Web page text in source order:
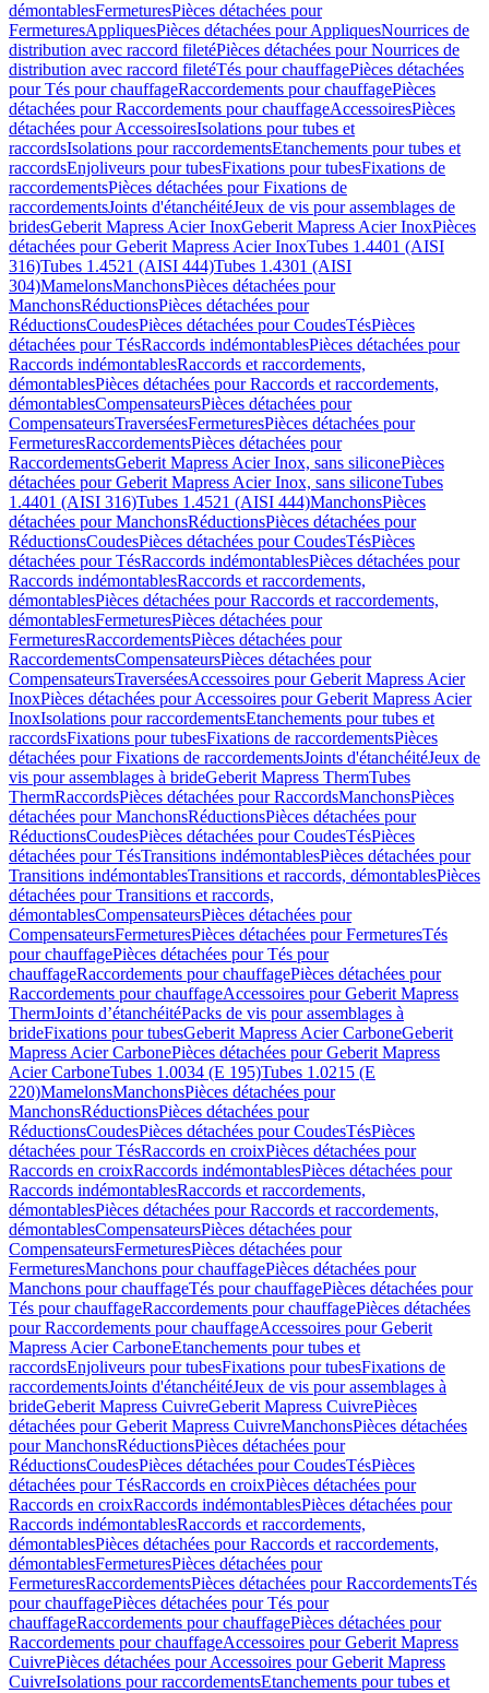
démontablesFermeturesPièces détachées pour
FermeturesAppliquesPièces détachées pour AppliquesNourrices de
distribution avec raccord filetéPièces détachées pour Nourrices de
distribution avec raccord filetéTés pour chauffagePièces détachées
pour Tés pour chauffageRaccordements pour chauffagePièces
détachées pour Raccordements pour chauffageAccessoiresPièces
détachées pour AccessoiresIsolations pour tubes et
raccordsIsolations pour raccordementsEtanchements pour tubes et
raccordsEnjoliveurs pour tubesFixations pour tubesFixations de
raccordementsPièces détachées pour Fixations de
raccordementsJoints d'étanchéitéJeux de vis pour assemblages de
bridesGeberit Mapress Acier InoxGeberit Mapress Acier InoxPièces
détachées pour Geberit Mapress Acier InoxTubes 1.4401 (AISI
316)Tubes 1.4521 (AISI 444)Tubes 1.4301 (AISI
304)MamelonsManchonsPièces détachées pour
ManchonsRéductionsPièces détachées pour
RéductionsCoudesPièces détachées pour CoudesTésPièces
détachées pour TésRaccords indémontablesPièces détachées pour
Raccords indémontablesRaccords et raccordements,
démontablesPièces détachées pour Raccords et raccordements,
démontablesCompensateursPièces détachées pour
CompensateursTraverséesFermeturesPièces détachées pour
FermeturesRaccordementsPièces détachées pour
RaccordementsGeberit Mapress Acier Inox, sans siliconePièces
détachées pour Geberit Mapress Acier Inox, sans siliconeTubes
1.4401 (AISI 316)Tubes 1.4521 (AISI 444)ManchonsPièces
détachées pour ManchonsRéductionsPièces détachées pour
RéductionsCoudesPièces détachées pour CoudesTésPièces
détachées pour TésRaccords indémontablesPièces détachées pour
Raccords indémontablesRaccords et raccordements,
démontablesPièces détachées pour Raccords et raccordements,
démontablesFermeturesPièces détachées pour
FermeturesRaccordementsPièces détachées pour
RaccordementsCompensateursPièces détachées pour
CompensateursTraverséesAccessoires pour Geberit Mapress Acier
InoxPièces détachées pour Accessoires pour Geberit Mapress Acier
InoxIsolations pour raccordementsEtanchements pour tubes et
raccordsFixations pour tubesFixations de raccordementsPièces
détachées pour Fixations de raccordementsJoints d'étanchéitéJeux de
vis pour assemblages à brideGeberit Mapress ThermTubes
ThermRaccordsPièces détachées pour RaccordsManchonsPièces
détachées pour ManchonsRéductionsPièces détachées pour
RéductionsCoudesPièces détachées pour CoudesTésPièces
détachées pour TésTransitions indémontablesPièces détachées pour
Transitions indémontablesTransitions et raccords, démontablesPièces
détachées pour Transitions et raccords,
démontablesCompensateursPièces détachées pour
CompensateursFermeturesPièces détachées pour FermeturesTés
pour chauffagePièces détachées pour Tés pour
chauffageRaccordements pour chauffagePièces détachées pour
Raccordements pour chauffageAccessoires pour Geberit Mapress
ThermJoints d’étanchéitéPacks de vis pour assemblages à
brideFixations pour tubesGeberit Mapress Acier CarboneGeberit
Mapress Acier CarbonePièces détachées pour Geberit Mapress
Acier CarboneTubes 1.0034 (E 195)Tubes 1.0215 (E
220)MamelonsManchonsPièces détachées pour
ManchonsRéductionsPièces détachées pour
RéductionsCoudesPièces détachées pour CoudesTésPièces
détachées pour TésRaccords en croixPièces détachées pour
Raccords en croixRaccords indémontablesPièces détachées pour
Raccords indémontablesRaccords et raccordements,
démontablesPièces détachées pour Raccords et raccordements,
démontablesCompensateursPièces détachées pour
CompensateursFermeturesPièces détachées pour
FermeturesManchons pour chauffagePièces détachées pour
Manchons pour chauffageTés pour chauffagePièces détachées pour
Tés pour chauffageRaccordements pour chauffagePièces détachées
pour Raccordements pour chauffageAccessoires pour Geberit
Mapress Acier CarboneEtanchements pour tubes et
raccordsEnjoliveurs pour tubesFixations pour tubesFixations de
raccordementsJoints d'étanchéitéJeux de vis pour assemblages à
brideGeberit Mapress CuivreGeberit Mapress CuivrePièces
détachées pour Geberit Mapress CuivreManchonsPièces détachées
pour ManchonsRéductionsPièces détachées pour
RéductionsCoudesPièces détachées pour CoudesTésPièces
détachées pour TésRaccords en croixPièces détachées pour
Raccords en croixRaccords indémontablesPièces détachées pour
Raccords indémontablesRaccords et raccordements,
démontablesPièces détachées pour Raccords et raccordements,
démontablesFermeturesPièces détachées pour
FermeturesRaccordementsPièces détachées pour RaccordementsTés
pour chauffagePièces détachées pour Tés pour
chauffageRaccordements pour chauffagePièces détachées pour
Raccordements pour chauffageAccessoires pour Geberit Mapress
CuivrePièces détachées pour Accessoires pour Geberit Mapress
CuivreIsolations pour raccordementsEtanchements pour tubes et